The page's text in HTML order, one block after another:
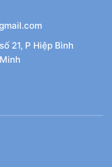
21, P Hiệp Bình